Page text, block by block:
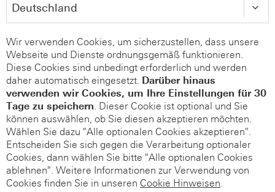
Wir verwenden Cookies, um sicherzustellen, dass unsere
Webseite und Dienste ordnungsgemäß funktionieren.
Diese Cookies sind unbedingt erforderlich und werden
daher automatisch eingesetzt. Darüber hinaus
verwenden wir Cookies, um Ihre Einstellungen für 30
Tage zu speichern. Dieser Cookie ist optional und Sie
können auswählen, ob Sie diesen akzeptieren möchten.
Wählen Sie dazu "Alle optionalen Cookies akzeptieren".
Entscheiden Sie sich gegen die Verarbeitung optionaler
Cookies, dann wählen Sie bitte "Alle optionalen Cookies
ablehnen". Weitere Informationen zur Verwendung von
Cookies finden Sie in unseren Cookie Hinweisen.